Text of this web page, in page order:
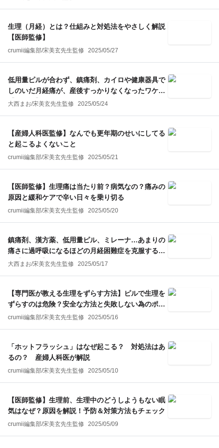
生理（月経）とは？仕組みと対処法をやさしく解説
【医師監修】
crumii編集部/宋美玄先生監修 2025/05/27
低用量ピルが合わず、鎮痛剤、カイロや健康器具で
しのいだ月経痛が、産後すっかりなくなったワケ
【体験談】
大西まお/宋美玄先生監修 2025/05/24
【産婦人科医監修】なんでも更年期のせいにしてる
と起こるよくないこと
crumii編集部/宋美玄先生監修 2025/05/21
【医師監修】生理痛は当たり前？病気なの？痛みの
原因と緩和ケアで辛い日々を乗り切る
crumii編集部/宋美玄先生監修 2025/05/20
鎮痛剤、漢方薬、低用量ピル、ミレーナ…あまりの
痛さに過呼吸になるほどの月経困難症を克服するま
で【体験談】
大西まお/宋美玄先生監修 2025/05/17
【専門医が教える生理をずらす方法】ピルで生理を
ずらすのは危険？安全な方法と失敗しない為のポイ
ント＆注意点
crumii編集部/宋美玄先生監修 2025/05/16
「ホットフラッシュ」はなぜ起こる？ 対処法はあ
るの？ 産婦人科医が解説
crumii編集部/宋美玄先生監修 2025/05/10
【医師監修】生理前、生理中のどうしようもない眠
気はなぜ？原因を解説！予防＆対策方法もチェック
crumii編集部/宋美玄先生監修 2025/05/09